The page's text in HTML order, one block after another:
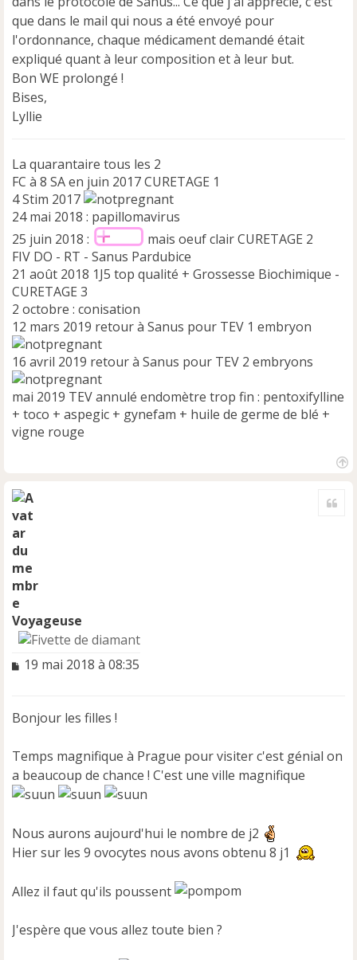
o
n
l
u
que dans le mail qui nous a été envoyé pour
l'ordonnance, chaque médicament demandé était
expliqué quant à leur composition et à leur but.
Bon WE prolongé !
Bises,
Lyllie
La quarantaire tous les 2
FC à 8 SA en juin 2017 CURETAGE 1
4 Stim 2017
24 mai 2018 : papillomavirus
25 juin 2018 :
mais oeuf clair CURETAGE 2
FIV DO - RT - Sanus Pardubice
21 août 2018 1J5 top qualité + Grossesse Biochimique -
CURETAGE 3
2 octobre : conisation
12 mars 2019 retour à Sanus pour TEV 1 embryon
16 avril 2019 retour à Sanus pour TEV 2 embryons
mai 2019 TEV annulé endomètre trop fin : pentoxifylline
+ toco + aspegic + gynefam + huile de germe de blé +
vigne rouge
Voyageuse
M
a
e
n
o
n
u
19 mai 2018 à 08:35
Bonjour les filles !
Temps magnifique à Prague pour visiter c'est génial on
a beaucoup de chance ! C'est une ville magnifique
Nous aurons aujourd'hui le nombre de j2
Hier sur les 9 ovocytes nous avons obtenu 8 j1
Allez il faut qu'ils poussent
J'espère que vous allez toute bien ?